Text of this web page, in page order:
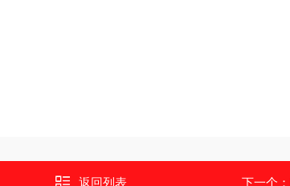
返回列表 下一个：